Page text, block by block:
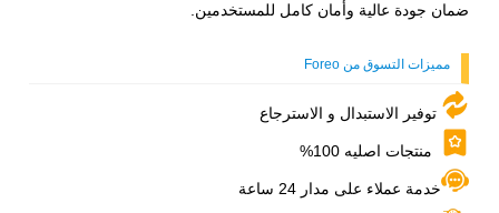
ضمان جودة عالية وأمان كامل للمستخدمين.
مميزات التسوق من Foreo
توفير الاستبدال و الاسترجاع
منتجات اصليه 100%
خدمة عملاء على مدار 24 ساعة